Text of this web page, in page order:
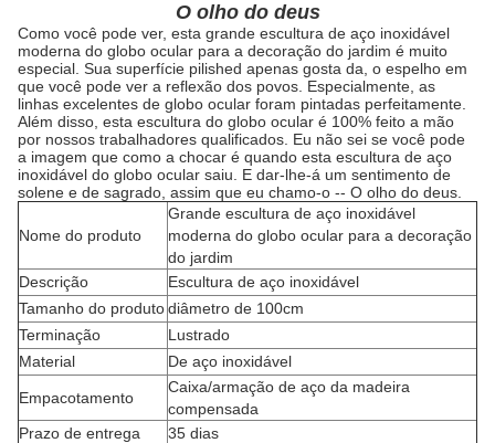
O olho do deus
Como você pode ver, esta grande escultura de aço inoxidável
moderna do globo ocular para a decoração do jardim é muito
especial. Sua superfície pilished apenas gosta da, o espelho em
que você pode ver a reflexão dos povos. Especialmente, as
linhas excelentes de globo ocular foram pintadas perfeitamente.
Além disso, esta escultura do globo ocular é 100% feito a mão
por nossos trabalhadores qualificados. Eu não sei se você pode
a imagem que como a chocar é quando esta escultura de aço
inoxidável do globo ocular saiu. E dar-lhe-á um sentimento de
solene e de sagrado, assim que eu chamo-o -- O olho do deus.
Nome do produto
Grande escultura de aço inoxidável
moderna do globo ocular para a decoração
do jardim
Descrição
Escultura de aço inoxidável
Tamanho do produtodiâmetro de 100cm
Terminação
Lustrado
Material
De aço inoxidável
Empacotamento
Caixa/armação de aço da madeira
compensada
Prazo de entrega
35 dias